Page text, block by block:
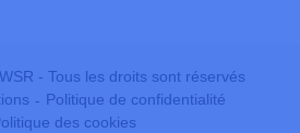
- Tous les droits sont réservés
Politique de confidentialité
des cookies